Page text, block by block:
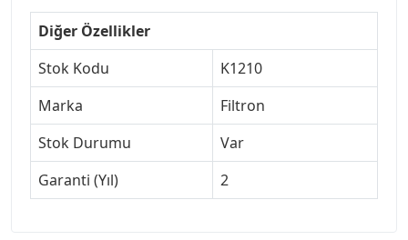
Diğer Özellikler
Stok Kodu
K1210
Marka
Filtron
Stok Durumu
Var
Garanti (Yıl)
2